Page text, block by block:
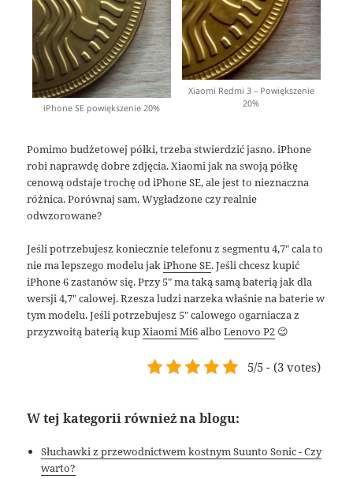
iPhone SE powiększenie 20%
Xiaomi Redmi 3 – Powiększenie
20%
Pomimo budżetowej półki, trzeba stwierdzić jasno. iPhone
robi naprawdę dobre zdjęcia. Xiaomi jak na swoją półkę
cenową odstaje trochę od iPhone SE, ale jest to nieznaczna
różnica. Porównaj sam. Wygładzone czy realnie
odwzorowane?
Jeśli potrzebujesz koniecznie telefonu z segmentu 4,7″ cala to
nie ma lepszego modelu jakiPhone SE. Jeśli chcesz kupić
iPhone 6 zastanów się. Przy 5″ ma taką samą baterią jak dla
wersji 4,7″ calowej. Rzesza ludzi narzeka właśnie na baterie w
tym modelu. Jeśli potrzebujesz 5″ calowego ogarniacza z
przyzwoitą baterią kupXiaomi Mi6alboLenovo P2 😉
5/5 - (3 votes)
W tej kategorii również na blogu:
Słuchawki z przewodnictwem kostnym Suunto Sonic - Czy
warto?